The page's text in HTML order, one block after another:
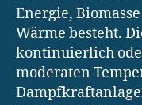
Energie,
Wärme besteht.
kontinuierlich
moderaten